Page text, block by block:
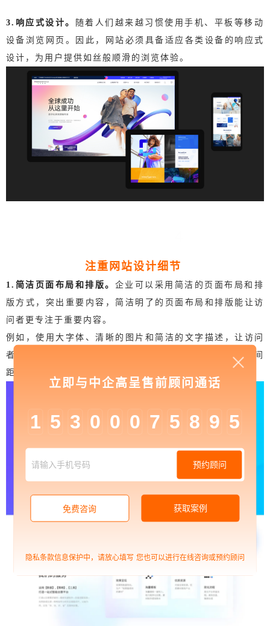
3.响应式设计。
随着人们越来越习惯使用手机、平板等移动
设备浏览网页。
因此，网站必须具备适应各类设备的响应式
设计，为用户提供如丝般顺滑的浏览体验。
注重网站设计细节
1.简洁页面布局和排版。 企业可以采用简洁的页面布局和排
版方式，突出重要内容，简洁明了的页面布局和排版能让访
问者更专注于重要内容。
例如，使用大字体、清晰的图片和简洁的文字描述，让访问
者能够快速了解关键信息。同时，要注意页面的留白和间
距，避免出现过于拥挤的情况。
立即与中企高呈售前顾问通话
1 5 3 0 0 0 7 5 8 9 5
预约顾问
免费咨询 获取案例
隐私条款信息保护中，请放心填写 您也可以进行在线咨询或预约顾问